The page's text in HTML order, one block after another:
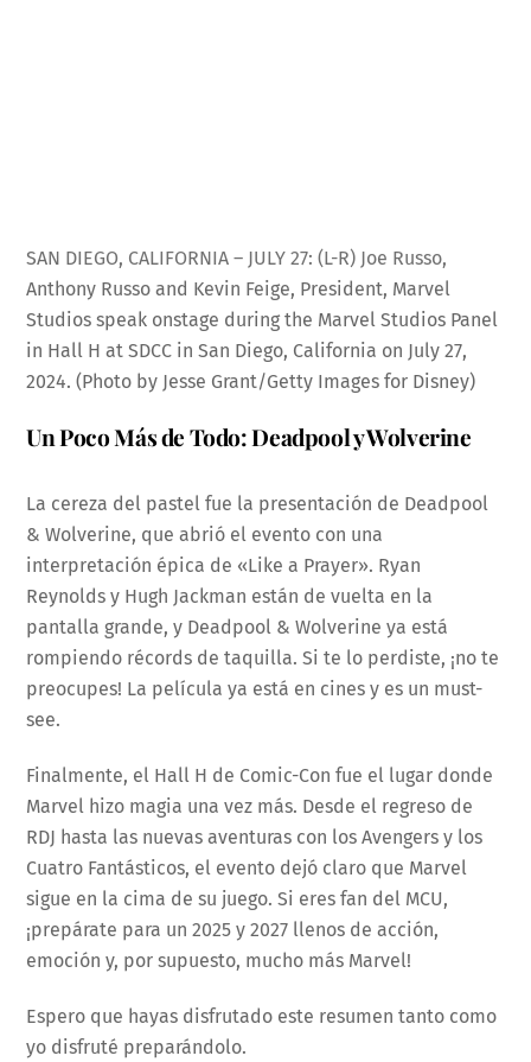
SAN DIEGO, CALIFORNIA – JULY 27: (L-R) Joe Russo,
Anthony Russo and Kevin Feige, President, Marvel
Studios speak onstage during the Marvel Studios Panel
in Hall H at SDCC in San Diego, California on July 27,
2024. (Photo by Jesse Grant/Getty Images for Disney)
Un Poco Más de Todo: Deadpool y Wolverine
La cereza del pastel fue la presentación de Deadpool
& Wolverine, que abrió el evento con una
interpretación épica de «Like a Prayer». Ryan
Reynolds y Hugh Jackman están de vuelta en la
pantalla grande, y Deadpool & Wolverine ya está
rompiendo récords de taquilla. Si te lo perdiste, ¡no te
preocupes! La película ya está en cines y es un must-
see.
Finalmente, el Hall H de Comic-Con fue el lugar donde
Marvel hizo magia una vez más. Desde el regreso de
RDJ hasta las nuevas aventuras con los Avengers y los
Cuatro Fantásticos, el evento dejó claro que Marvel
sigue en la cima de su juego. Si eres fan del MCU,
¡prepárate para un 2025 y 2027 llenos de acción,
emoción y, por supuesto, mucho más Marvel!
Espero que hayas disfrutado este resumen tanto como
yo disfruté preparándolo.